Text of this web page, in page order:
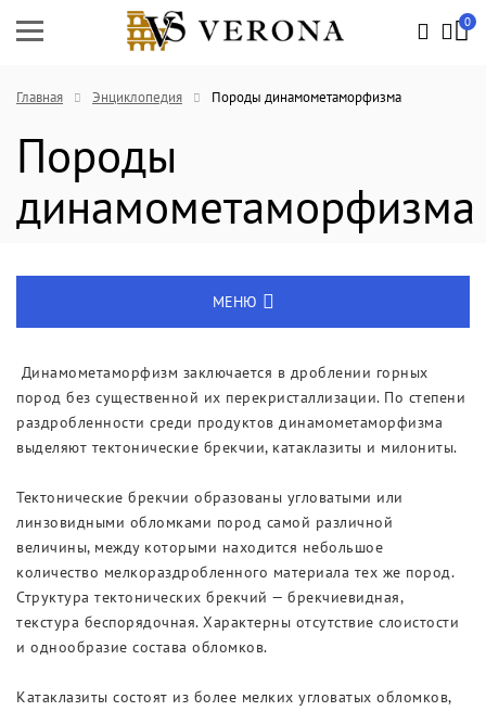
0
Главная Энциклопедия Породы динамометаморфизма
Породы
динамометаморфизма
МЕНЮ
Новости
Динамометаморфизм заключается в дроблении горных
пород без существенной их перекристаллизации. По степени
раздробленности среди продуктов динамометаморфизма
выделяют тектонические брекчии, катаклазиты и милониты.
Тектонические брекчии образованы угловатыми или
линзовидными обломками пород самой различной
величины, между которыми находится небольшое
количество мелкораздробленного материала тех же пород.
Структура тектонических брекчий — брекчиевидная,
текстура беспорядочная. Характерны отсутствие слоистости
и однообразие состава обломков.
Катаклазиты состоят из более мелких угловатых обломков,